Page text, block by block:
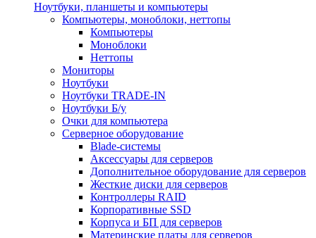
Ноутбуки, планшеты и компьютеры
Компьютеры, моноблоки, неттопы
Компьютеры
Моноблоки
Неттопы
Мониторы
Ноутбуки
Ноутбуки TRADE-IN
Ноутбуки Б/у
Очки для компьютера
Серверное оборудование
Blade-системы
Аксессуары для серверов
Дополнительное оборудование для серверов
Жесткие диски для серверов
Контроллеры RAID
Корпоративные SSD
Корпуса и БП для серверов
Материнские платы для серверов